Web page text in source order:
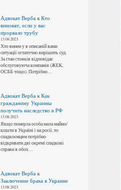
Адвокат Вербак Кто
виноват, если у вас
прорвало трубу
13.08.2023
Хто винен у в описаній вами
ситуації остаточно вирішить суд.
За стан стояків відповідає
обслуговуюча компанія (ЖЕК,
ОСББ тощо). Потрібно…
Адвокат Вербак Как
гражданину Украины
получить наследство в РФ
13.08.2023
Якщо померла особа мала майно/
кошти в Україні і на росії, то
спадкоємцям потрібно
відкривати дві окремі спадкові
справи в обох…
Адвокат Вербак
Заключение брака в Украине
13.08.2023